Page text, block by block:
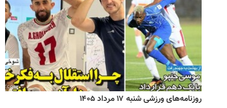
روزنامه‌های ورزشی شنبه ۱۷ مرداد ۱۴۰۵